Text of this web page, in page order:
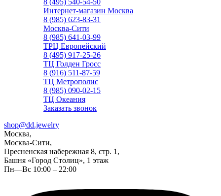
8 (495) 540-54-50
Интернет-магазин Москва
8 (985) 623-83-31
Москва-Сити
8 (985) 641-03-99
ТРЦ Европейский
8 (495) 917-25-26
ТЦ Голден Гросс
8 (916) 511-87-59
ТЦ Метрополис
8 (985) 090-02-15
ТЦ Океания
Заказать звонок
shop@dd.jewelry
Москва,
Москва-Сити,
Пресненская набережная 8, стр. 1,
Башня «Город Столиц», 1 этаж
Пн—Вс 10:00 – 22:00